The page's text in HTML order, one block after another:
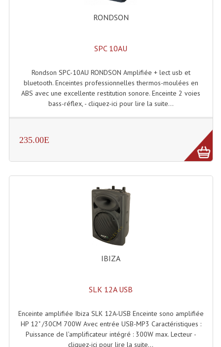
RONDSON
SPC 10AU
Rondson SPC-10AU RONDSON Amplifiée + lect usb et
bluetooth. Enceintes professionnelles thermos-moulées en
ABS avec une excellente restitution sonore. Enceinte 2 voies
bass-réflex, - cliquez-ici pour lire la suite...
235.00E
IBIZA
SLK 12A USB
Enceinte amplifiée Ibiza SLK 12A-USB Enceinte sono amplifiée
HP 12" /30CM 700W Avec entrée USB-MP3 Caractéristiques :
Puissance de l’amplificateur intégré : 300W max. Lecteur -
cliquez-ici pour lire la suite...